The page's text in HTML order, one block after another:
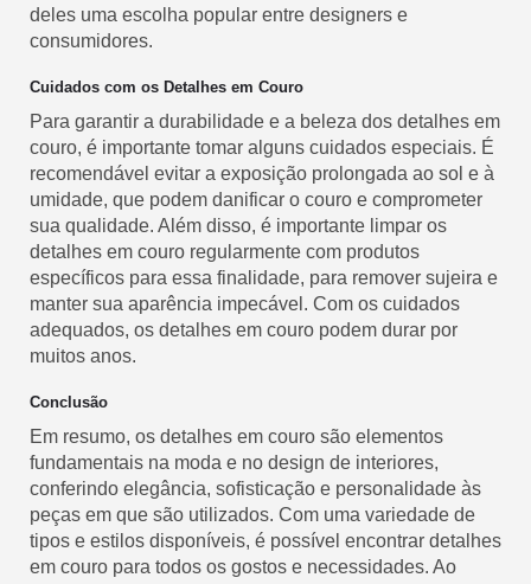
deles uma escolha popular entre designers e
consumidores.
Cuidados com os Detalhes em Couro
Para garantir a durabilidade e a beleza dos detalhes em
couro, é importante tomar alguns cuidados especiais. É
recomendável evitar a exposição prolongada ao sol e à
umidade, que podem danificar o couro e comprometer
sua qualidade. Além disso, é importante limpar os
detalhes em couro regularmente com produtos
específicos para essa finalidade, para remover sujeira e
manter sua aparência impecável. Com os cuidados
adequados, os detalhes em couro podem durar por
muitos anos.
Conclusão
Em resumo, os detalhes em couro são elementos
fundamentais na moda e no design de interiores,
conferindo elegância, sofisticação e personalidade às
peças em que são utilizados. Com uma variedade de
tipos e estilos disponíveis, é possível encontrar detalhes
em couro para todos os gostos e necessidades. Ao